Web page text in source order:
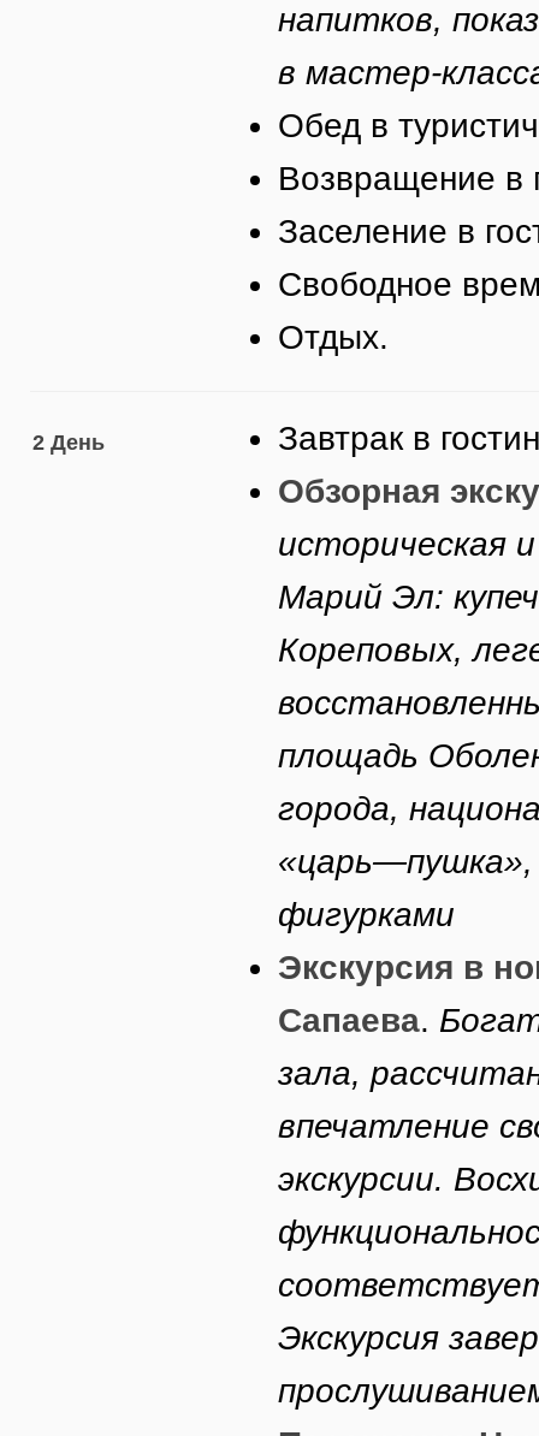
напитков,
в мастер-
Обед в
Возвращение в
Заселение в
Свободное
Отдых.
2 День
Завтрак в
Обзорная
историческая
Марий Эл:
Кореповых,
площадь
города,
фигурками
Экскурсия в
Сапаева.
зала,
впечатление
экскурсии.
Экскурсия